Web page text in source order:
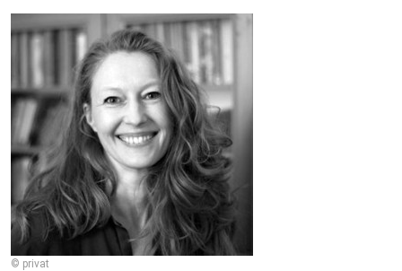
© privat